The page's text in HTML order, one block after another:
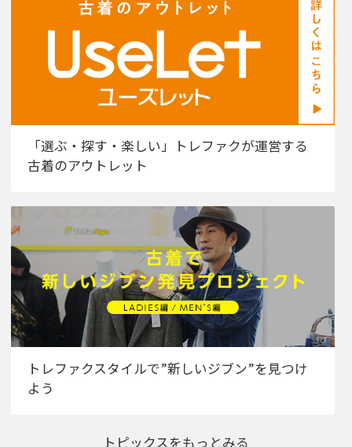
「選ぶ・探す・楽しい」トレファクが運営する
古着のアウトレット
トレファクスタイルで”新しいジブン”を見つけ
よう
トピックスをもっとみる